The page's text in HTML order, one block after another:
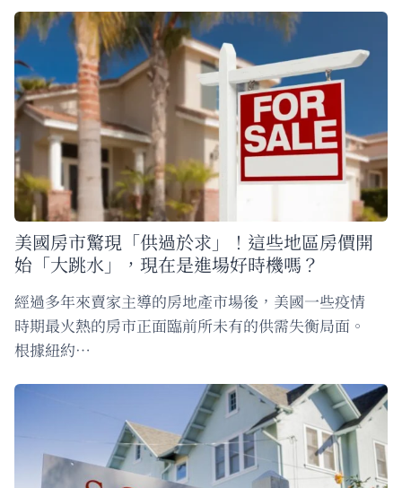
美國房市驚現「供過於求」！這些地區房價開
始「大跳水」，現在是進場好時機嗎？
經過多年來賣家主導的房地產市場後，美國一些疫情
時期最火熱的房市正面臨前所未有的供需失衡局面。
根據紐約…